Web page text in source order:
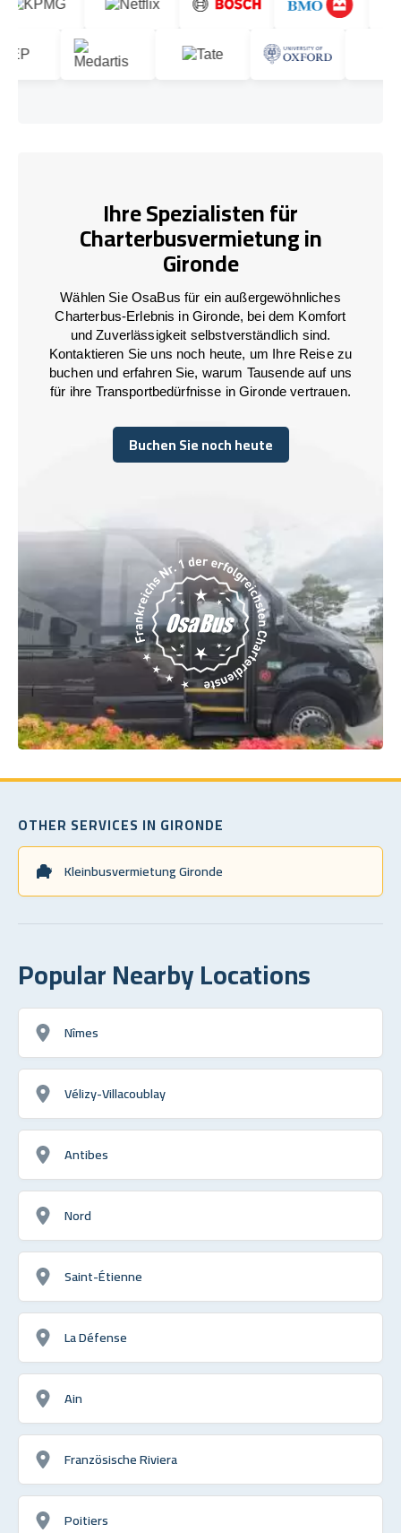
Ihre Spezialisten für
Charterbusvermietung in
Gironde
Wählen Sie OsaBus für ein außergewöhnliches
Charterbus-Erlebnis in Gironde, bei dem Komfort
und Zuverlässigkeit selbstverständlich sind.
Kontaktieren Sie uns noch heute, um Ihre Reise zu
buchen und erfahren Sie, warum Tausende auf uns
für ihre Transportbedürfnisse in Gironde vertrauen.
Buchen Sie noch heute
Buchen Sie noch heute
OTHER SERVICES IN GIRONDE
Kleinbusvermietung Gironde
Popular Nearby Locations
Nîmes
Vélizy-Villacoublay
Antibes
Nord
Saint-Étienne
La Défense
Ain
Französische Riviera
Poitiers